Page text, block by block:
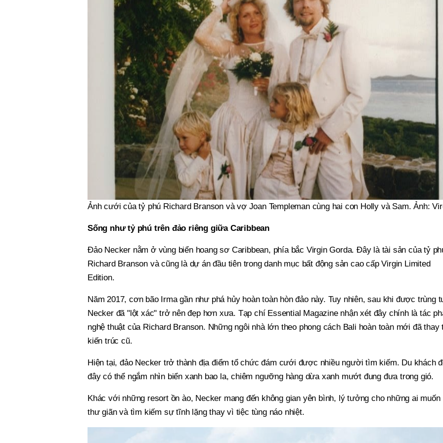
Ảnh cưới của tỷ phú Richard Branson và vợ Joan Templeman cùng hai con Holly và Sam. Ảnh:
Sống như tỷ phú trên đảo riêng giữa Caribbean
Đảo Necker nằm ở vùng biển hoang sơ Caribbean, phía bắc Virgin Gorda. Đây là tài sản của tỷ
Richard Branson và cũng là dự án đầu tiên trong danh mục bất động sản cao cấp Virgin Limited
Edition.
Năm 2017, cơn bão Irma gần như phá hủy hoàn toàn hòn đảo này. Tuy nhiên, sau khi được trùng
Necker đã "lột xác" trở nên đẹp hơn xưa. Tạp chí Essential Magazine nhận xét đây chính là tác
nghệ thuật của Richard Branson. Những ngôi nhà lớn theo phong cách Bali hoàn toàn mới đã thay
kiến trúc cũ.
Hiện tại, đảo Necker trở thành địa điểm tổ chức đám cưới được nhiều người tìm kiếm. Du khách
đây có thể ngắm nhìn biển xanh bao la, chiêm ngưỡng hàng dừa xanh mướt đung đưa trong gió.
Khác với những resort ồn ào, Necker mang đến không gian yên bình, lý tưởng cho những ai muốn
thư giãn và tìm kiếm sự tĩnh lặng thay vì tiệc tùng náo nhiệt.